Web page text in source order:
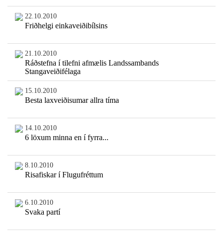
22.10.2010
Friðhelgi einkaveiðibílsins
21.10.2010
Ráðstefna í tilefni afmælis Landssambands
Stangaveiðifélaga
15.10.2010
Besta laxveiðisumar allra tíma
14.10.2010
6 löxum minna en í fyrra...
8.10.2010
Risafiskar í Flugufréttum
6.10.2010
Svaka partí